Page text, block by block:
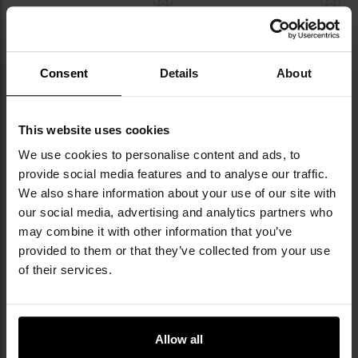
Consent Details About
This website uses cookies
We use cookies to personalise content and ads, to
provide social media features and to analyse our traffic.
We also share information about your use of our site with
our social media, advertising and analytics partners who
may combine it with other information that you’ve
provided to them or that they’ve collected from your use
of their services.
Allow all
do
Koszulka T-Shirt damska
TigerWood Punisher - Black
59,95 zł
DO KOSZYKA
do
Koszulka damska Tank Top
Brandit Ela - Black
39,95 zł
59,95 zł
Dodaj
do